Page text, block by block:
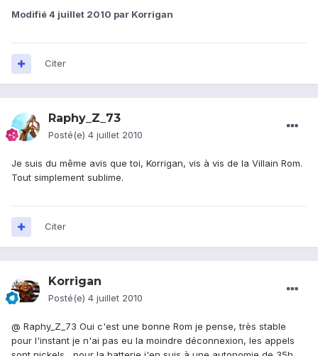
Modifié4 juillet 2010 par Korrigan
Citer
Raphy_Z_73
Posté(e) 4 juillet 2010
Je suis du même avis que toi, Korrigan, vis à vis de la Villain Rom.
Tout simplement sublime.
Citer
Korrigan
Posté(e) 4 juillet 2010
@ Raphy_Z_73 Oui c'est une bonne Rom je pense, très stable
pour l'instant je n'ai pas eu la moindre déconnexion, les appels